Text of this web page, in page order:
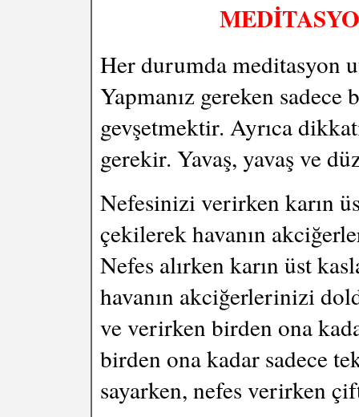
Her durumda meditasyon
Yapmanız gereken
gevşetmektir. Ayrıca
gerekir. Yavaş, yavaş ve
Nefesinizi verirken karın
çekilerek havanın
Nefes alırken karın üst
havanın akciğerlerinizi
ve verirken birden ona
birden ona kadar sadece
sayarken, nefes verirken